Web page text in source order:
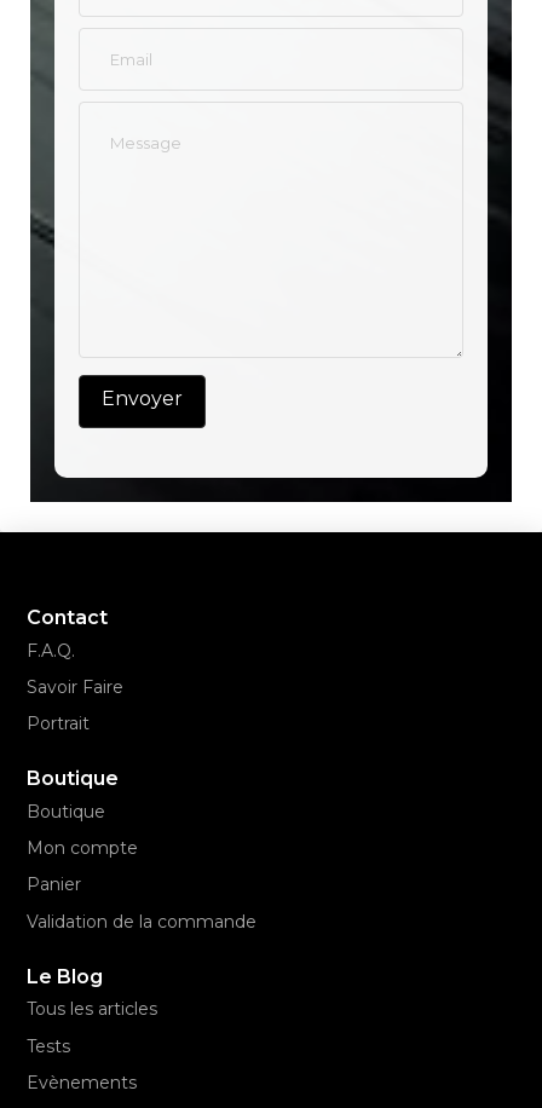
Contact
F.A.Q.
Savoir Faire
Portrait
Boutique
Boutique
Mon compte
Panier
Validation de la commande
Le Blog
Tous les articles
Tests
Evènements